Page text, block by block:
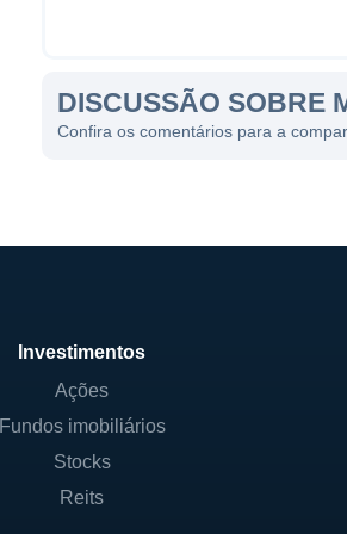
DISCUSSÃO SOBRE
Confira os comentários para a
Investimentos
Ações
Fundos imobiliários
Stocks
Reits